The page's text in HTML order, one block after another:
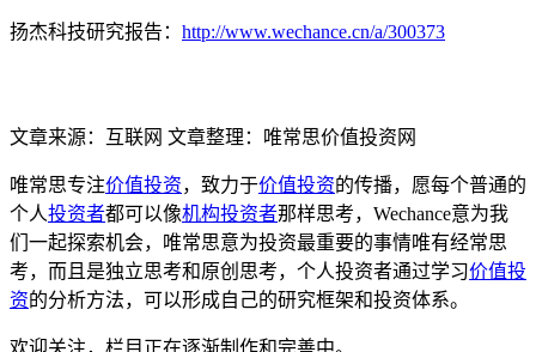
扬杰科技研究报告： http://www.wechance.cn/a/300373
文章来源：互联网 文章整理：唯常思价值投资网
唯常思专注价值投资，致力于价值投资的传播，愿每个普通的
个人投资者都可以像机构投资者那样思考，Wechance意为我
们一起探索机会，唯常思意为投资最重要的事情唯有经常思
考，而且是独立思考和原创思考，个人投资者通过学习价值投
资的分析方法，可以形成自己的研究框架和投资体系。
欢迎关注，栏目正在逐渐制作和完善中。